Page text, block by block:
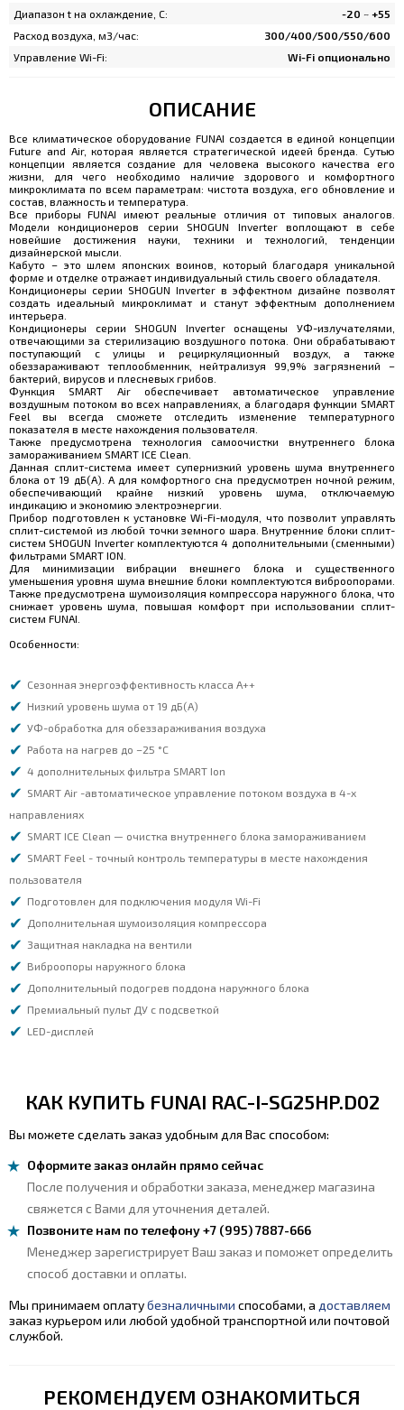
Диапазон t на охлаждение, C:
-20 ~ +55
Расход воздуха, м3/час:
300/400/500/550/600
Управление Wi-Fi:
Wi-Fi опционально
ОПИСАНИЕ
Все климатическое оборудование FUNAI создается в единой концепции
Future and Air, которая является стратегической идеей бренда. Сутью
концепции является создание для человека высокого качества его
жизни, для чего необходимо наличие здорового и комфортного
микроклимата по всем параметрам: чистота воздуха, его обновление и
состав, влажность и температура.
Все приборы FUNAI имеют реальные отличия от типовых аналогов.
Модели кондиционеров серии SHOGUN Inverter воплощают в себе
новейшие достижения науки, техники и технологий, тенденции
дизайнерской мысли.
Кабуто – это шлем японских воинов, который благодаря уникальной
форме и отделке отражает индивидуальный стиль своего обладателя.
Кондиционеры серии SHOGUN Inverter в эффектном дизайне позволят
создать идеальный микроклимат и станут эффектным дополнением
интерьера.
Кондиционеры серии SHOGUN Inverter оснащены УФ-излучателями,
отвечающими за стерилизацию воздушного потока. Они обрабатывают
поступающий с улицы и рециркуляционный воздух, а также
обеззараживают теплообменник, нейтрализуя 99,9% загрязнений –
бактерий, вирусов и плесневых грибов.
Функция SMART Air обеспечивает автоматическое управление
воздушным потоком во всех направлениях, а благодаря функции SMART
Feel вы всегда сможете отследить изменение температурного
показателя в месте нахождения пользователя.
Также предусмотрена технология самоочистки внутреннего блока
замораживанием SMART ICE Clean.
Данная сплит-система имеет супернизкий уровень шума внутреннего
блока от 19 дБ(А). А для комфортного сна предусмотрен ночной режим,
обеспечивающий крайне низкий уровень шума, отключаемую
индикацию и экономию электроэнергии.
Прибор подготовлен к установке Wi-Fi-модуля, что позволит управлять
сплит-системой из любой точки земного шара. Внутренние блоки сплит-
систем SHOGUN Inverter комплектуются 4 дополнительными (сменными)
фильтрами SMART ION.
Для минимизации вибрации внешнего блока и существенного
уменьшения уровня шума внешние блоки комплектуются виброопорами.
Также предусмотрена шумоизоляция компрессора наружного блока, что
снижает уровень шума, повышая комфорт при использовании сплит-
систем FUNAI.
Особенности:
Сезонная энергоэффективность класса А++
Низкий уровень шума от 19 дБ(А)
УФ-обработка для обеззараживания воздуха
Работа на нагрев до –25 °С
4 дополнительных фильтра SMART Ion
SMART Air -автоматическое управление потоком воздуха в 4-х
направлениях
SMART ICE Clean — очистка внутреннего блока замораживанием
SMART Feel - точный контроль температуры в месте нахождения
пользователя
Подготовлен для подключения модуля Wi-Fi
Дополнительная шумоизоляция компрессора
Защитная накладка на вентили
Виброопоры наружного блока
Дополнительный подогрев поддона наружного блока
Премиальный пульт ДУ с подсветкой
LED-дисплей
КАК КУПИТЬ FUNAI RAC-I-SG25HP.D02
Вы можете сделать заказ удобным для Вас способом:
Оформите заказ онлайн прямо сейчас
После получения и обработки заказа, менеджер магазина
свяжется с Вами для уточнения деталей.
Позвоните нам по телефону +7 (995) 7887-666
Менеджер зарегистрирует Ваш заказ и поможет определить
способ доставки и оплаты.
Мы принимаем оплатубезналичными способами, а доставляем
заказ курьером или любой удобной транспортной или почтовой
службой.
РЕКОМЕНДУЕМ ОЗНАКОМИТЬСЯ